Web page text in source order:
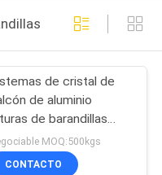
214
de aluminio
de cristal de
de aluminio
de barandillas
muros de terraza
terraza de porche
MOQ:500kgs
CONTACTO